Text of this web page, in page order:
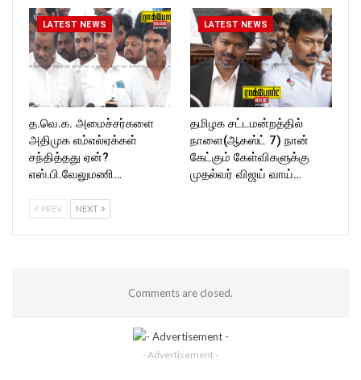
LATEST NEWS
த.வெ.க. அமைச்சர்களை
அதிமுக எம்எல்ஏக்கள்
சந்தித்தது ஏன்?
எஸ்.பி.வேலுமணி…
LATEST NEWS
தமிழக சட்டமன்றத்தில்
நாளை(ஆகஸ்ட் 7) நான்
கேட்கும் கேள்விகளுக்கு
முதல்வர் விஜய் வாய்…
PREV NEXT
Comments are closed.
- Advertisement -